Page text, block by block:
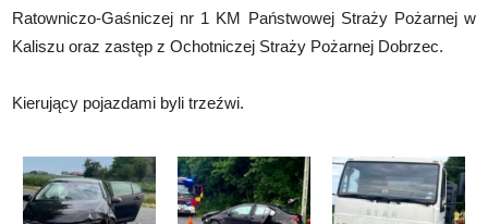
Ratowniczo-Gaśniczej nr 1 KM Państwowej Straży Pożarnej w
Kaliszu oraz zastęp z Ochotniczej Straży Pożarnej Dobrzec.
Kierujący pojazdami byli trzeźwi.